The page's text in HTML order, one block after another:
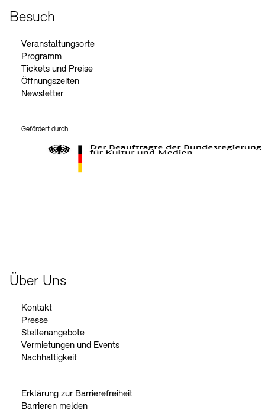
Besuch
Veranstaltungsorte
Programm
Tickets und Preise
Öffnungszeiten
Newsletter
Gefördert durch
Über Uns
Kontakt
Presse
Stellenangebote
Vermietungen und Events
Nachhaltigkeit
Erklärung zur Barrierefreiheit
Barrieren melden